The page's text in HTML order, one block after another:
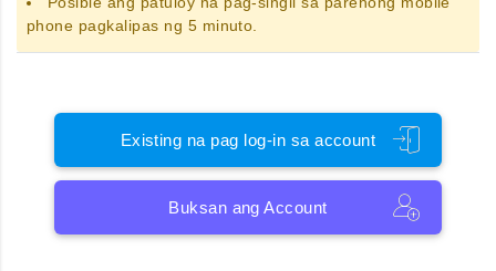
phone pagkalipas ng 5 minuto.
Existing na pag log-in sa account
Buksan ang Account